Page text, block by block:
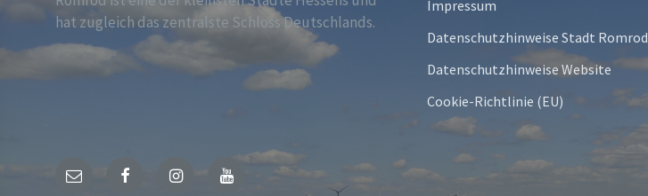
hat zugleich das zentralste Schloss Deutschlands.
Impressum
Datenschutzhinweise Stadt Romrod
Datenschutzhinweise Website
Cookie-Richtlinie (EU)
E- FacebookInstagramYouTube